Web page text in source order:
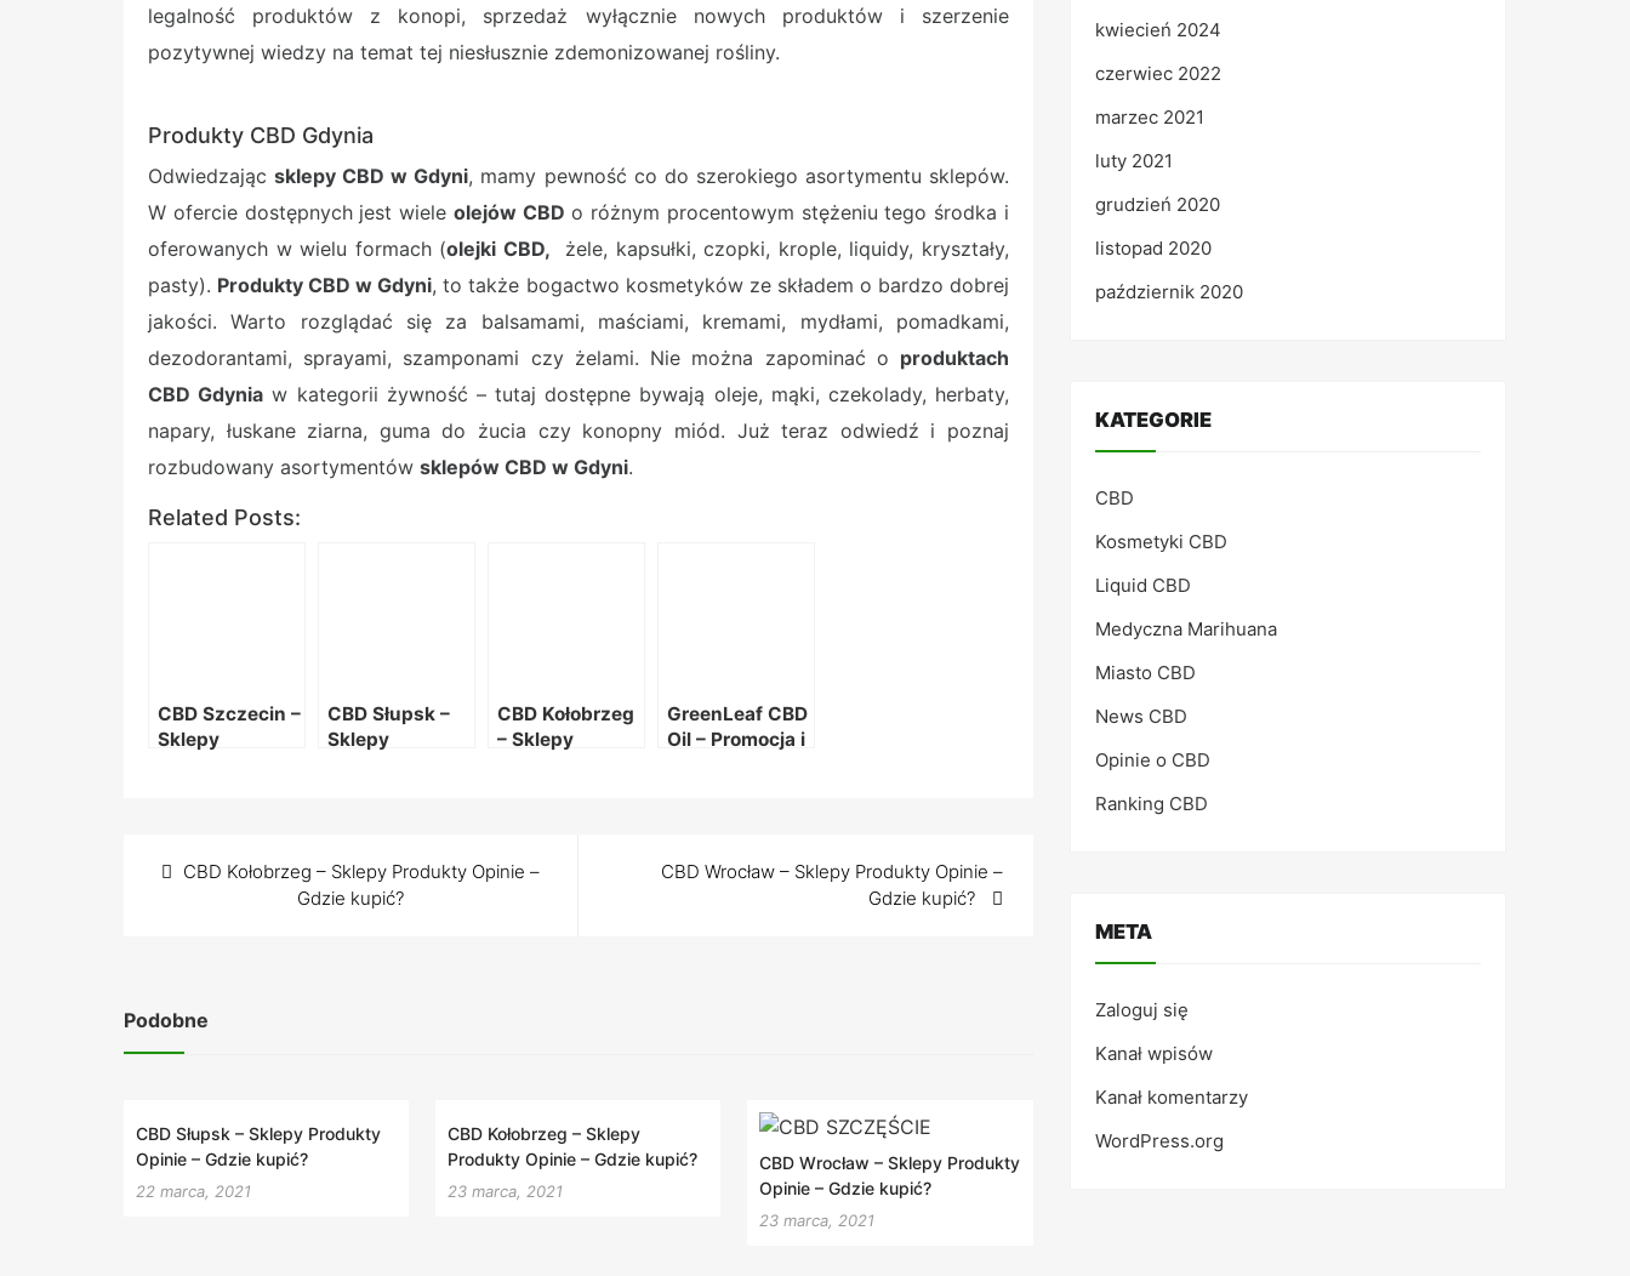
legalność produktów z konopi, sprzedaż wyłącznie nowych produktów i szerzenie
pozytywnej wiedzy na temat tej niesłusznie zdemonizowanej rośliny.
Produkty CBD Gdynia
Odwiedzającsklepy CBD w Gdyni, mamy pewność co do szerokiego asortymentu sklepów.
W ofercie dostępnych jest wiele olejów CBD o różnym procentowym stężeniu tego środka i
oferowanych w wielu formach (olejki CBD,
żele, kapsułki, czopki, krople, liquidy, kryształy,
pasty). Produkty CBD w Gdyni, to także bogactwo kosmetyków ze składem o bardzo dobrej
jakości. Warto rozglądać się za balsamami, maściami, kremami, mydłami, pomadkami,
dezodorantami, sprayami, szamponami czy żelami. Nie można zapominać o produktach
CBD Gdynia w kategorii żywność – tutaj dostępne bywają oleje, mąki, czekolady, herbaty,
napary, łuskane ziarna, guma do żucia czy konopny miód. Już teraz odwiedź i poznaj
rozbudowany asortymentów sklepów CBD w Gdyni.
Related Posts:
CBD Szczecin –
Sklepy
CBD Słupsk –
Sklepy
CBD Kołobrzeg
– Sklepy
GreenLeaf CBD
Oil – Promocja i
wpisu
CBD Kołobrzeg – Sklepy Produkty Opinie –
Gdzie kupić?
CBD Wrocław – Sklepy Produkty Opinie –
Gdzie kupić?
Podobne
CBD Słupsk – Sklepy Produkty
Opinie – Gdzie kupić?
22 marca, 2021
CBD Kołobrzeg – Sklepy
Produkty Opinie – Gdzie kupić?
23 marca, 2021
CBD Wrocław – Sklepy Produkty
Opinie – Gdzie kupić?
23 marca, 2021
kwiecień 2024
czerwiec 2022
marzec 2021
luty 2021
grudzień 2020
listopad 2020
październik 2020
KATEGORIE
CBD
Kosmetyki CBD
Liquid CBD
Medyczna Marihuana
Miasto CBD
News CBD
Opinie o CBD
Ranking CBD
META
Zaloguj się
Kanał wpisów
Kanał komentarzy
WordPress.org